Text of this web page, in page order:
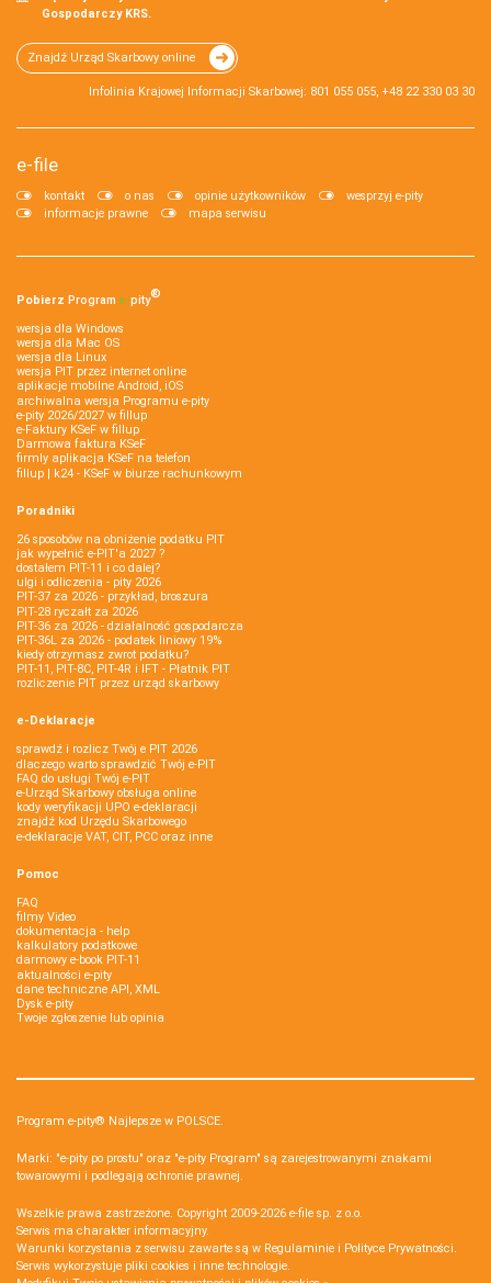
Gospodarczy KRS.
Znajdź Urząd Skarbowy online
Infolinia Krajowej Informacji Skarbowej: 801 055 055, +48 22 330 03 30
e-file
kontakt o nas opinie użytkowników
wesprzyj e-pity
informacje prawne
mapa serwisu
Pobierz Program e‑pity®
wersja dla Windows
wersja dla Mac OS
wersja dla Linux
wersja PIT przez internet online
aplikacje mobilne Android, iOS
archiwalna wersja Programu e-pity
e-pity 2026/2027 w fillup
e‑Faktury KSeF w fillup
Darmowa faktura KSeF
firmly aplikacja KSeF na telefon
fillup | k24 - KSeF w biurze rachunkowym
Poradniki
26 sposobów na obniżenie podatku PIT
jak wypełnić e-PIT'a 2027 ?
dostałem PIT-11 i co dalej?
ulgi i odliczenia - pity 2026
PIT-37 za 2026 - przykład, broszura
PIT-28 ryczałt za 2026
PIT-36 za 2026 - działalność gospodarcza
PIT-36L za 2026 - podatek liniowy 19%
kiedy otrzymasz zwrot podatku?
PIT-11, PIT-8C, PIT-4R i IFT - Płatnik PIT
rozliczenie PIT przez urząd skarbowy
e-Deklaracje
sprawdź i rozlicz Twój e PIT 2026
dlaczego warto sprawdzić Twój e-PIT
FAQ do usługi Twój e-PIT
e-Urząd Skarbowy obsługa online
kody weryfikacji UPO e-deklaracji
znajdź kod Urzędu Skarbowego
e-deklaracje VAT, CIT, PCC oraz inne
Pomoc
FAQ
filmy Video
dokumentacja - help
kalkulatory podatkowe
darmowy e-book PIT-11
aktualności e-pity
dane techniczne API, XML
Dysk e-pity
Twoje zgłoszenie lub opinia
Program e-pity® Najlepsze w POLSCE.
Marki: "e-pity po prostu" oraz "e-pity Program" są zarejestrowanymi znakami
towarowymi i podlegają ochronie prawnej.
Wszelkie prawa zastrzeżone. Copyright 2009-2026 e-file sp. z o.o.
Serwis ma charakter informacyjny.
Warunki korzystania z serwisu zawarte są w Regulaminie i Polityce Prywatności.
Serwis wykorzystuje pliki cookies i inne technologie.